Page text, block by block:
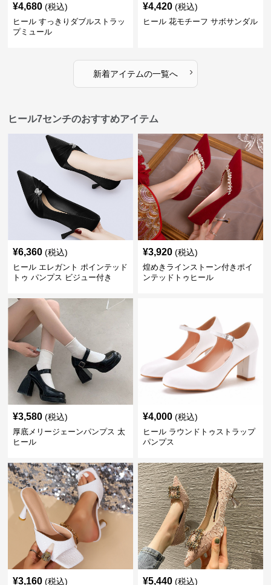
¥4,680 (税込)
ヒール すっきりダブルストラッ
プミュール
¥4,420 (税込)
ヒール 花モチーフ サボサンダル
新着アイテムの一覧へ ›
ヒール7センチのおすすめアイテム
¥6,360 (税込)
ヒール エレガント ポインテッド
トゥ パンプス ビジュー付き
¥3,920 (税込)
煌めきラインストーン付きポイ
ンテッドトゥヒール
¥3,580 (税込)
厚底メリージェーンパンプス 太
ヒール
¥4,000 (税込)
ヒール ラウンドトゥストラップ
パンプス
¥3,160 (税込) ¥5,440 (税込)